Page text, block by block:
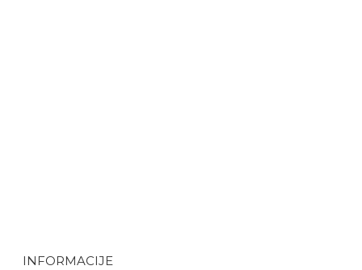
INFORMACIJE